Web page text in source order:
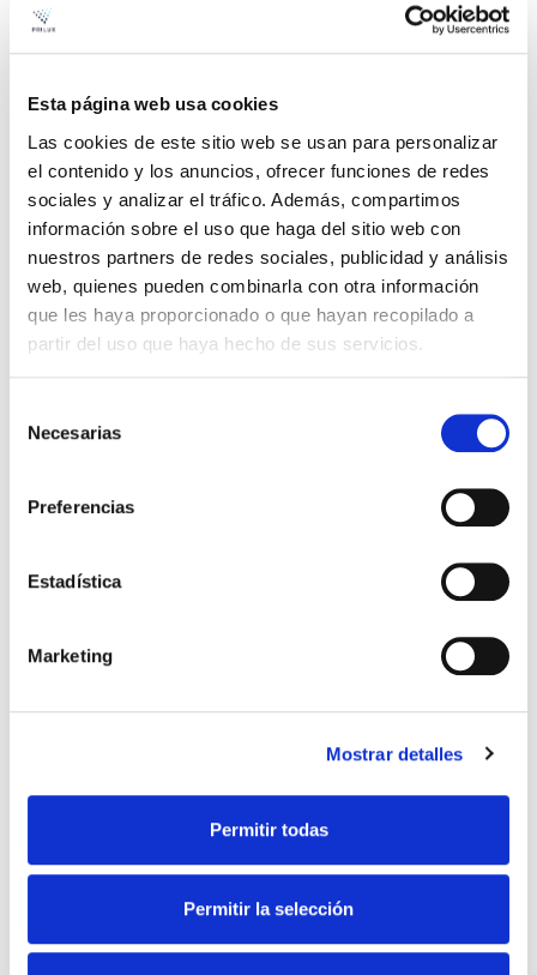
Esta página web usa cookies
Las cookies de este sitio web se usan para personalizar
el contenido y los anuncios, ofrecer funciones de redes
sociales y analizar el tráfico. Además, compartimos
información sobre el uso que haga del sitio web con
nuestros partners de redes sociales, publicidad y análisis
web, quienes pueden combinarla con otra información
que les haya proporcionado o que hayan recopilado a
partir del uso que haya hecho de sus servicios.
Necesarias
Preferencias
Estadística
Marketing
Mostrar detalles
Permitir todas
Permitir la selección
TELECHARGER
Manuel d'instruction
Déclaration de conformité
Intérieur/ Extérieur
Il offre une détection réelle jusqu’à 12 m, un format
compact et des commandes rapides LUX et TIME,
capable de supporter jusqu’à 600 W LED, pour des
performances fiables et précises.